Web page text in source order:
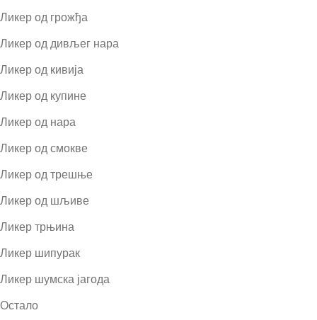
Ликер од грожђа
Ликер од дивљег нара
Ликер од кивија
Ликер од купине
Ликер од нара
Ликер од смокве
Ликер од трешње
Ликер од шљиве
Ликер трњина
Ликер шипурак
Ликер шумска јагода
Остало